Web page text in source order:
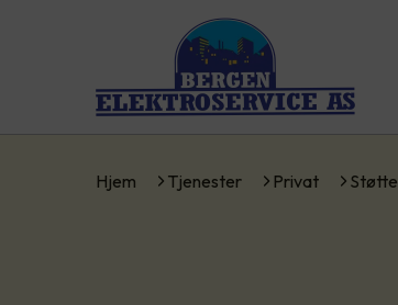
Hjem Tjenester Privat